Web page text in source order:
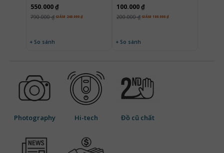
550.000 ₫
790.000 ₫ GIẢM 240.000 ₫
+ So sánh
100.000 ₫
200.000 ₫ GIẢM 100.000 ₫
+ So sánh
Photography Hi-tech Đồ cũ chất